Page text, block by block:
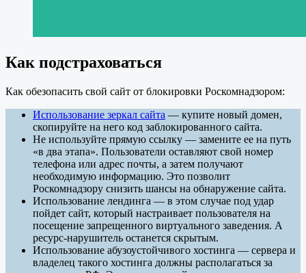
Как подстраховаться
Как обезопасить свой сайт от блокировки Роскомнадзором:
Использование зеркал сайта — купите новый домен,
скопируйте на него код заблокированного сайта.
Не используйте прямую ссылку — замените ее на путь
«в два этапа». Пользователи оставляют свой номер
телефона или адрес почты, а затем получают
необходимую информацию. Это позволит
Роскомнадзору снизить шансы на обнаружение сайта.
Использование лендинга — в этом случае под удар
пойдет сайт, который настраивает пользователя на
посещение запрещенного виртуального заведения. А
ресурс-нарушитель останется скрытым.
Использование абузоустойчивого хостинга — сервера и
владелец такого хостинга должны располагаться за